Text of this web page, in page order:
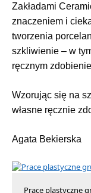
Zakładami
znaczeniem i
tworzenia
szkliwienie – w
ręcznym
Wzorując się na
własne ręcznie
Agata Bekierska
Prace plastyczne